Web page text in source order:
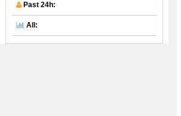
Past 24h:
All: